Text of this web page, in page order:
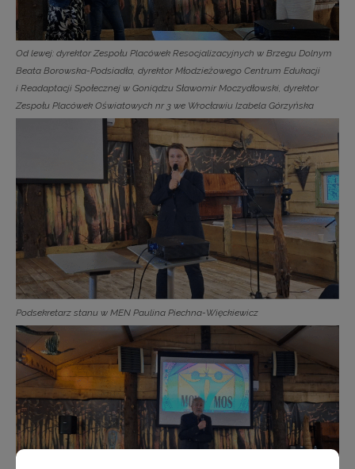
Od lewej: dyrektor Zespołu Placówek Resocjalizacyjnych w Brzegu Dolnym
Beata Borowska-Podsiadła, dyrektor Młodzieżowego Centrum Edukacji
i Readaptacji Społecznej w Goniądzu Sławomir Moczydłowski, dyrektor
Zespołu Placówek Oświatowych nr 3 we Wrocławiu Izabela Górzyńska
Podsekretarz stanu w MEN Paulina Piechna-Więckiewicz